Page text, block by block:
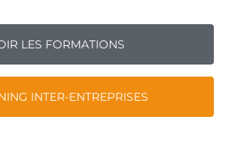
LES FORMATIONS
INTER-ENTREPRISES